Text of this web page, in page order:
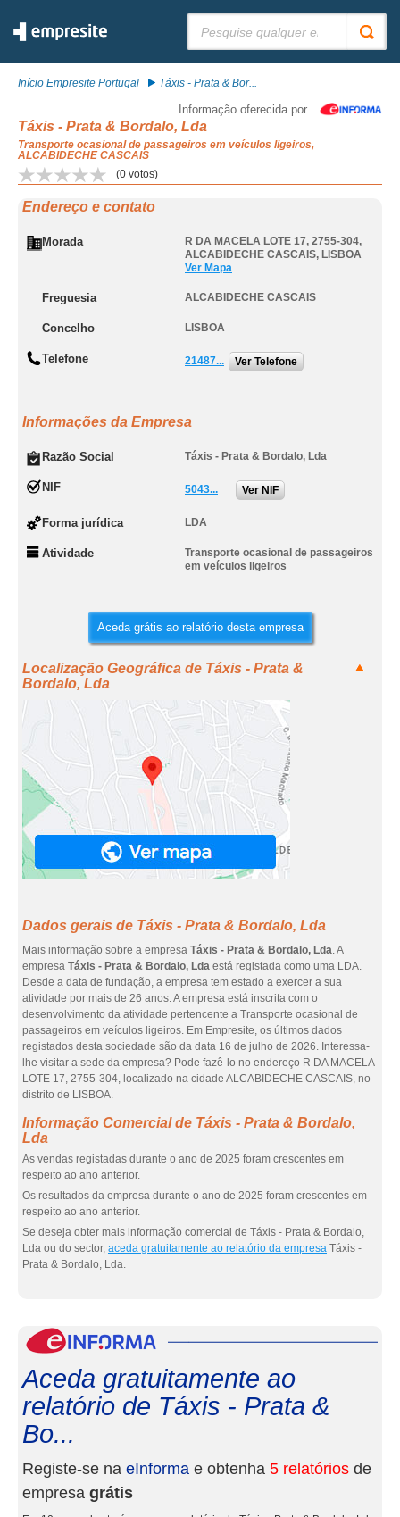
Início Empresite Portugal Táxis - Prata & Bor...
Informação oferecida por
Táxis - Prata & Bordalo, Lda
Transporte ocasional de passageiros em veículos ligeiros,
ALCABIDECHE CASCAIS
(0 votos)
Endereço e contato
Morada R DA MACELA LOTE 17, 2755-304,
ALCABIDECHE CASCAIS, LISBOA
Ver Mapa
Freguesia ALCABIDECHE CASCAIS
Concelho LISBOA
Telefone 21487... Ver Telefone
Informações da Empresa
Razão Social Táxis - Prata & Bordalo, Lda
NIF 5043... Ver NIF
Forma jurídica LDA
Atividade
Transporte ocasional de passageiros
em veículos ligeiros
Aceda grátis ao relatório desta empresa
Localização Geográfica de Táxis - Prata &
Bordalo, Lda
Dados gerais de Táxis - Prata & Bordalo, Lda
Mais informação sobre a empresa Táxis - Prata & Bordalo, Lda. A
empresa Táxis - Prata & Bordalo, Lda está registada como uma LDA.
Desde a data de fundação, a empresa tem estado a exercer a sua
atividade por mais de 26 anos. A empresa está inscrita com o
desenvolvimento da atividade pertencente a Transporte ocasional de
passageiros em veículos ligeiros. Em Empresite, os últimos dados
registados desta sociedade são da data 16 de julho de 2026. Interessa-
lhe visitar a sede da empresa? Pode fazê-lo no endereço R DA MACELA
LOTE 17, 2755-304, localizado na cidade ALCABIDECHE CASCAIS, no
distrito de LISBOA.
Informação Comercial de Táxis - Prata & Bordalo,
Lda
As vendas registadas durante o ano de 2025 foram crescentes em
respeito ao ano anterior.
Os resultados da empresa durante o ano de 2025 foram crescentes em
respeito ao ano anterior.
Se deseja obter mais informação comercial de Táxis - Prata & Bordalo,
Lda ou do sector, aceda gratuitamente ao relatório da empresa Táxis -
Prata & Bordalo, Lda.
Aceda gratuitamente ao
relatório de Táxis - Prata &
Bo...
Registe-se na eInforma e obtenha 5 relatórios de
empresa grátis